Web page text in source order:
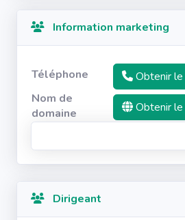
Information marketing
Téléphone
Obtenir le
Nom de
domaine
Obtenir
Dirigeant